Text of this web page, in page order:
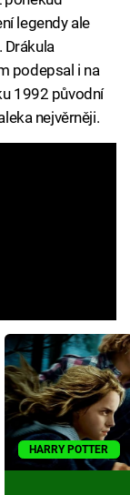
legendy ale
Drákula
podepsal i na
1992 původní
nejvěrněji.
HARRY POTTER